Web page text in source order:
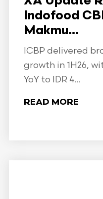
Indofood
Makmu...
ICBP delivered
growth in 1H26,
YoY to IDR 4...
READ MORE